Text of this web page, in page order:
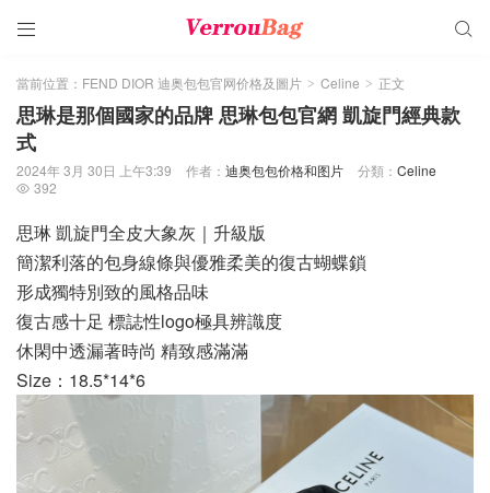
 
當前位置： FEND DIOR 迪奥包包官网价格及圖片 > Celine > 正文
思琳是那個國家的品牌 思琳包包官網 凱旋門經典款
式
2024年 3月 30日 上午3:39 作者： 迪奥包包价格和图片 分類： Celine
 392
思琳 凱旋門全皮大象灰｜升級版
簡潔利落的包身線條與優雅柔美的復古蝴蝶鎖
形成獨特別致的風格品味
復古感十足 標誌性logo極具辨識度
休閑中透漏著時尚 精致感滿滿
Size：18.5*14*6